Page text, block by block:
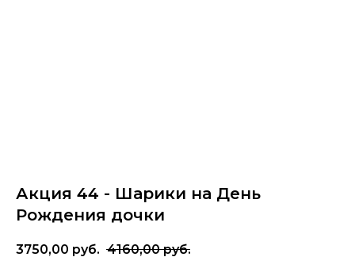
Акция 44 - Шарики на День
Рождения дочки
3750,00 руб. 4160,00 руб.